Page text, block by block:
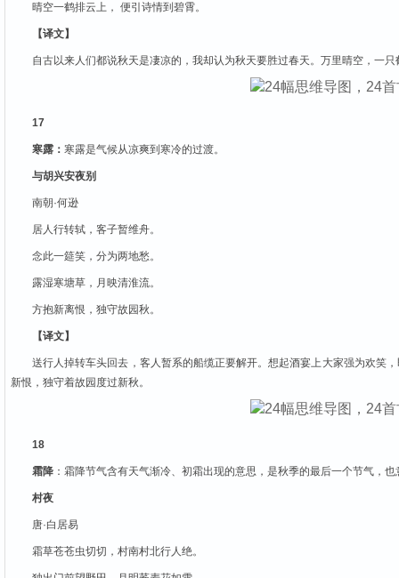
晴空一鹤排云上， 便引诗情到碧霄。
【译文】
自古以来人们都说秋天是凄凉的，我却认为秋天要胜过春天。万里晴空，一
17
寒露： 寒露是气候从凉爽到寒冷的过渡。
与胡兴安夜别
南朝·何逊
居人行转轼，客子暂维舟。
念此一筵笑，分为两地愁。
露湿寒塘草，月映清淮流。
方抱新离恨，独守故园秋。
【译文】
送行人掉转车头回去，客人暂系的船缆正要解开。想起酒宴上大家强为欢笑
新恨，独守着故园度过新秋。
18
霜降 ：霜降节气含有天气渐冷、初霜出现的意思，是秋季的最后一个节气，
村夜
唐·白居易
霜草苍苍虫切切，村南村北行人绝。